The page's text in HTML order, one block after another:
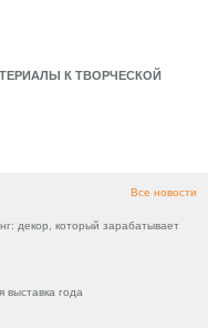
Все новости
декор, который зарабатывает
года
К ТВОРЧЕСКОЙ